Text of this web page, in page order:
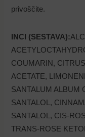
privoščite.
INCI (SESTAVA):
COUMARIN,
ACETATE,
SANTALUM ALBUM
SANTALOL,
SANTALOL, CIS-
TRANS-ROSE